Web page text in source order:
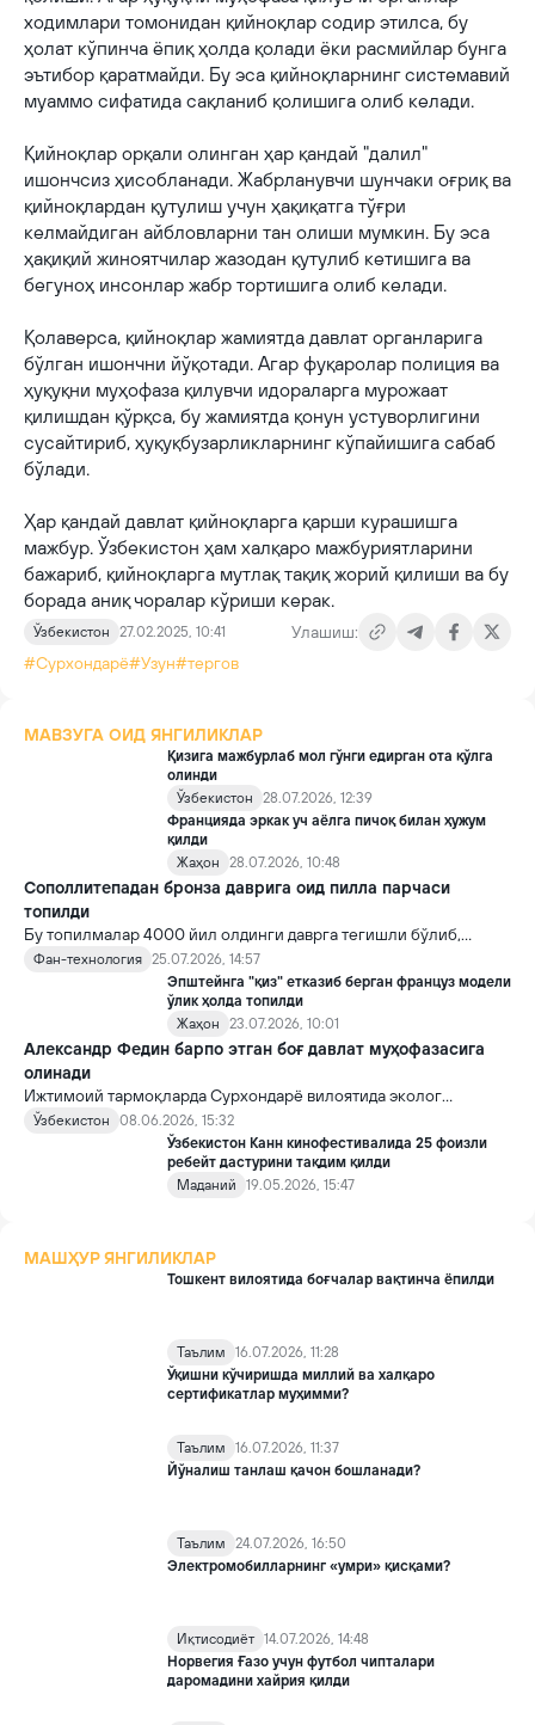
ходимлари томонидан қийноқлар содир этилса, бу
ҳолат кўпинча ёпиқ ҳолда қолади ёки расмийлар бунга
эътибор қаратмайди. Бу эса қийноқларнинг системавий
муаммо сифатида сақланиб қолишига олиб келади.
Қийноқлар орқали олинган ҳар қандай "далил"
ишончсиз ҳисобланади. Жабрланувчи шунчаки оғриқ ва
қийноқлардан қутулиш учун ҳақиқатга тўғри
келмайдиган айбловларни тан олиши мумкин. Бу эса
ҳақиқий жиноятчилар жазодан қутулиб кетишига ва
бегуноҳ инсонлар жабр тортишига олиб келади.
Қолаверса, қийноқлар жамиятда давлат органларига
бўлган ишончни йўқотади. Агар фуқаролар полиция ва
ҳуқуқни муҳофаза қилувчи идораларга мурожаат
қилишдан қўрқса, бу жамиятда қонун устуворлигини
сусайтириб, ҳуқуқбузарликларнинг кўпайишига сабаб
бўлади.
Ҳар қандай давлат қийноқларга қарши курашишга
мажбур. Ўзбекистон ҳам халқаро мажбуриятларини
бажариб, қийноқларга мутлақ тақиқ жорий қилиши ва бу
борада аниқ чоралар кўриши керак.
Ўзбекистон 27.02.2025, 10:41
Улашиш:
#Сурхондарё#Узун#тергов
МАВЗУГА ОИД ЯНГИЛИКЛАР
Қизига мажбурлаб мол гўнги едирган ота қўлга
олинди
Ўзбекистон
28.07.2026, 12:39
Францияда эркак уч аёлга пичоқ билан ҳужум
қилди
Жаҳон
28.07.2026, 10:48
Сополлитепадан бронза даврига оид пилла парчаси
топилди
Бу топилмалар 4000 йил олдинги даврга тегишли бўлиб,
ҳозирча илм-фанга маълум бўлган энг қадимги хонаки ипак
қурти пиллалари ҳисобланади.
Фан-технология 25.07.2026, 14:57
Эпштейнга "қиз" етказиб берган француз модели
ўлик ҳолда топилди
Жаҳон
23.07.2026, 10:01
Александр Федин барпо этган боғ давлат муҳофазасига
олинади
Ижтимоий тармоқларда Сурхондарё вилоятида эколог
Александр Федин томонидан барпо этилган боғ тақдири ҳамда
унинг саломатлиги билан боғлиқ хабарлар кенг муҳокама
қилинганидан сўнг, мазкур масала Ўзбекистон Республикаси
Президенти Администрацияси ва унинг ҳузуридаги Экология
Ўзбекистон
08.06.2026, 15:32
Ўзбекистон Канн кинофестивалида 25 фоизли
ребейт дастурини тақдим қилди
Маданий
19.05.2026, 15:47
МАШҲУР ЯНГИЛИКЛАР
Тошкент вилоятида боғчалар вақтинча ёпилди
Таълим
16.07.2026, 11:28
Ўқишни кўчиришда миллий ва халқаро
сертификатлар муҳимми?
Таълим
16.07.2026, 11:37
Йўналиш танлаш қачон бошланади?
Таълим
24.07.2026, 16:50
Электромобилларнинг «умри» қисқами?
Иқтисодиёт 14.07.2026, 14:48
Норвегия Ғазо учун футбол чипталари
даромадини хайрия қилди